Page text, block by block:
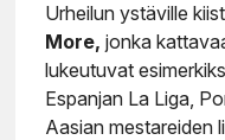
Urheilun ystäville
More,jonka
lukeutuvat
Espanjan La Liga,
Aasian mestareiden